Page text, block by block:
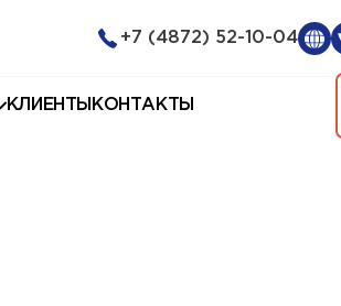
+7 (4872) 52-10-04
КЛИЕНТЫ КОНТАКТЫ